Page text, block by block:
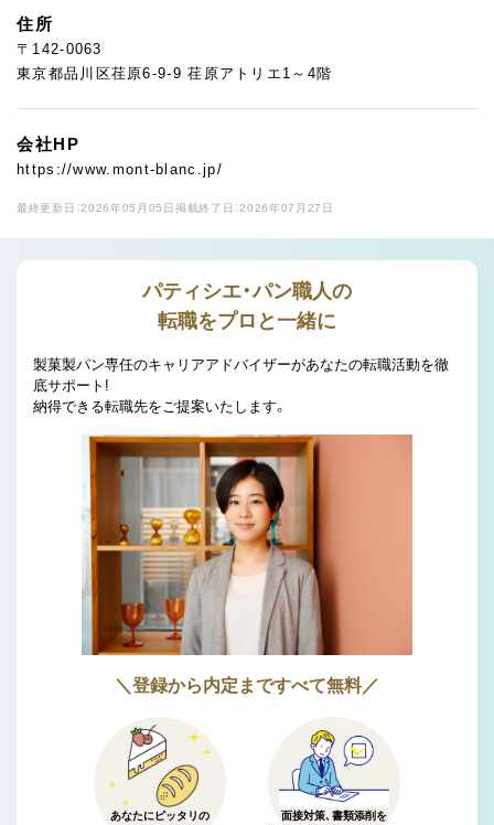
住所
〒142-0063
東京都品川区荏原6-9-9 荏原アトリエ1～4階
会社HP
https://www.mont-blanc.jp/
最終更新日：2026年05月05日 掲載終了日：2026年07月27日
パティシエ・パン職人の
転職をプロと一緒に
製菓製パン専任のキャリアアドバイザーがあなたの転職活動を徹
底サポート!
納得できる転職先をご提案いたします。
＼登録から内定まですべて無料／
あなたにピッタリの
面接対策、書類添削を